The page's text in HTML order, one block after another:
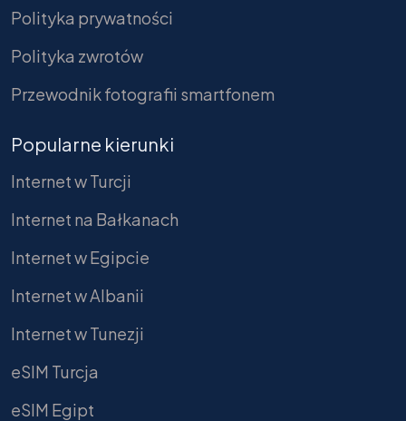
Polityka prywatności
Polityka zwrotów
Przewodnik fotografii smartfonem
Popularne kierunki
Internet w Turcji
Internet na Bałkanach
Internet w Egipcie
Internet w Albanii
Internet w Tunezji
eSIM Turcja
eSIM Egipt